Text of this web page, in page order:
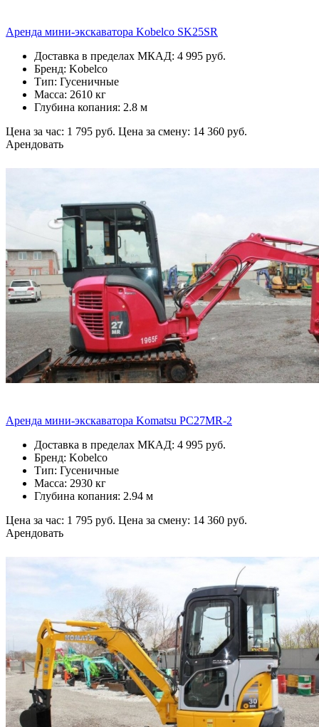
Аренда мини-экскаватора Kobelco SK25SR
Доставка в пределах МКАД: 4 995 руб.
Бренд: Kobelco
Тип: Гусеничные
Масса: 2610 кг
Глубина копания: 2.8 м
Цена за час: 1 795 руб. Цена за смену: 14 360 руб.
Арендовать
Аренда мини-экскаватора Komatsu PC27MR-2
Доставка в пределах МКАД: 4 995 руб.
Бренд: Kobelco
Тип: Гусеничные
Масса: 2930 кг
Глубина копания: 2.94 м
Цена за час: 1 795 руб. Цена за смену: 14 360 руб.
Арендовать